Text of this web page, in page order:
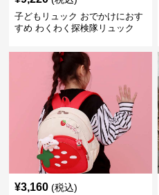
子どもリュック おでかけにおす
すめ わくわく探検隊リュック
¥3,160 (税込)